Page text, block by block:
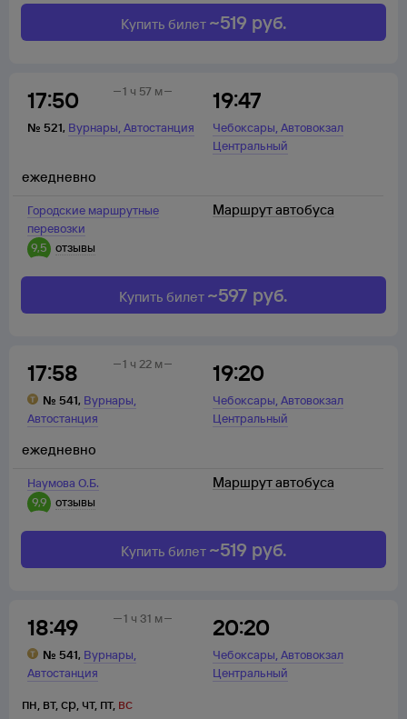
Купить билет ~519 руб.
17:50
№ 521, Вурнары,Автостанция
19:47
Чебоксары,Автовокзал
Центральный
1 ч 57 м
Городские маршрутные
перевозки
9,5
отзывы
ежедневно
Маршрут автобуса
Купить билет ~597 руб.
17:58
№ 541, Вурнары,
Автостанция
19:20
Чебоксары,Автовокзал
Центральный
1 ч 22 м
Наумова О.Б.
9,9
отзывы
ежедневно
Маршрут автобуса
Купить билет ~519 руб.
18:49
№ 541, Вурнары,
Автостанция
20:20
Чебоксары,Автовокзал
Центральный
1 ч 31 м
пн, вт,ср, чт, пт, вс